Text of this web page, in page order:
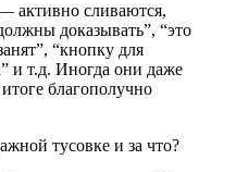
активно сливаются,
доказывать”, “это
“кнопку для
и т.д. Иногда они даже
благополучно